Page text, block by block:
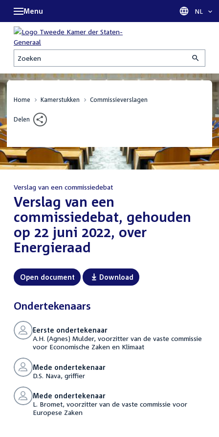
Zoeken
Menu Taal
NL
Home Kamerstukken Commissieverslagen
Delen
Verslag van een commissiedebat
:Verslag van een
commissiedebat, gehouden
op 22 juni 2022, over
Energieraad
Open document Download
Ondertekenaars
Eerste ondertekenaar
A.H. (Agnes) Mulder, voorzitter van de vaste commissie
voor Economische Zaken en Klimaat
Mede ondertekenaar
D.S. Nava, griffier
Mede ondertekenaar
L. Bromet, voorzitter van de vaste commissie voor
Europese Zaken